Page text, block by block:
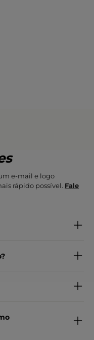
e-mail e logo
rápido possível. Fale